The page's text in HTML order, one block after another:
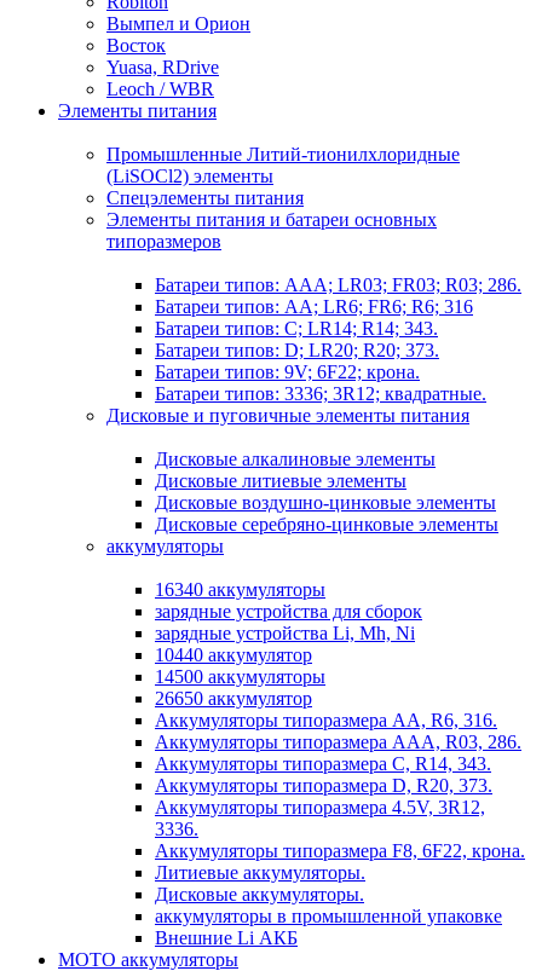
Вымпел и Орион
Восток
Yuasa, RDrive
Leoch / WBR
Элементы питания
Промышленные Литий-тионилхлоридные
(LiSOCl2) элементы
Спецэлементы питания
Элементы питания и батареи основных
типоразмеров
Батареи типов: AAA; LR03; FR03; R03; 286.
Батареи типов: AA; LR6; FR6; R6; 316
Батареи типов: C; LR14; R14; 343.
Батареи типов: D; LR20; R20; 373.
Батареи типов: 9V; 6F22; крона.
Батареи типов: 3336; 3R12; квадратные.
Дисковые и пуговичные элементы питания
Дисковые алкалиновые элементы
Дисковые литиевые элементы
Дисковые воздушно-цинковые элементы
Дисковые серебряно-цинковые элементы
аккумуляторы
16340 аккумуляторы
зарядные устройства для сборок
зарядные устройства Li, Mh, Ni
10440 аккумулятор
14500 аккумуляторы
26650 аккумулятор
Аккумуляторы типоразмера АА, R6, 316.
Аккумуляторы типоразмера ААА, R03, 286.
Аккумуляторы типоразмера С, R14, 343.
Аккумуляторы типоразмера D, R20, 373.
Аккумуляторы типоразмера 4.5V, 3R12,
3336.
Аккумуляторы типоразмера F8, 6F22, крона.
Литиевые аккумуляторы.
Дисковые аккумуляторы.
аккумуляторы в промышленной упаковке
Внешние Li АКБ
МОТО аккумуляторы